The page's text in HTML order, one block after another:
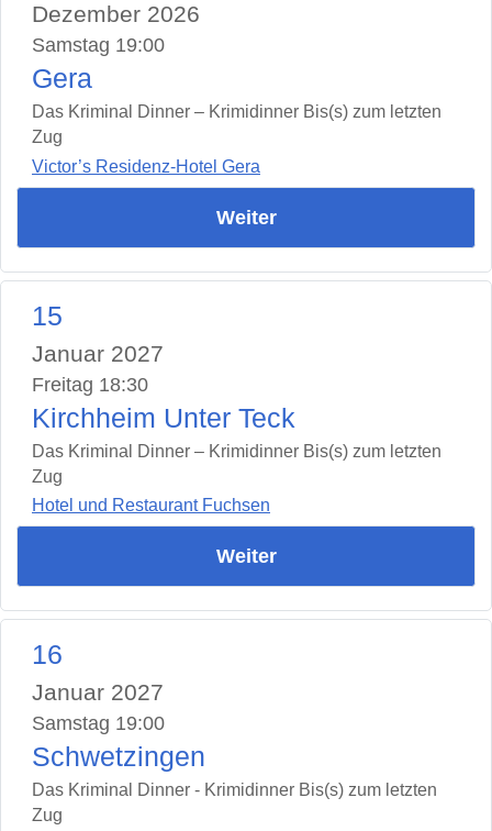
Dezember 2026
Samstag 19:00
Gera
Das Kriminal Dinner – Krimidinner Bis(s) zum letzten
Zug
Victor’s Residenz-Hotel Gera
Weiter
15
Januar 2027
Freitag 18:30
Kirchheim Unter Teck
Das Kriminal Dinner – Krimidinner Bis(s) zum letzten
Zug
Hotel und Restaurant Fuchsen
Weiter
16
Januar 2027
Samstag 19:00
Schwetzingen
Das Kriminal Dinner - Krimidinner Bis(s) zum letzten
Zug